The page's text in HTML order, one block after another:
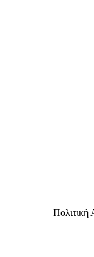
Πολιτική